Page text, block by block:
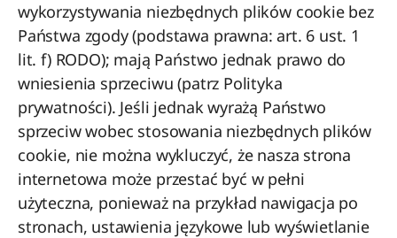
wykorzystywania niezbędnych plików cookie bez
Państwa zgody (podstawa prawna: art. 6 ust. 1
lit. f) RODO); mają Państwo jednak prawo do
wniesienia sprzeciwu (patrz Polityka
prywatności). Jeśli jednak wyrażą Państwo
sprzeciw wobec stosowania niezbędnych plików
cookie, nie można wykluczyć, że nasza strona
internetowa może przestać być w pełni
użyteczna, ponieważ na przykład nawigacja po
stronach, ustawienia językowe lub wyświetlanie